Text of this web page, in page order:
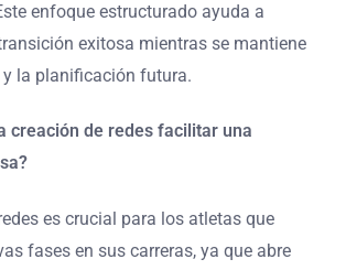
enfoque estructurado ayuda a
exitosa mientras se mantiene
la planificación futura.
creación de redes facilitar una
es crucial para los atletas que
fases en sus carreras, ya que abre